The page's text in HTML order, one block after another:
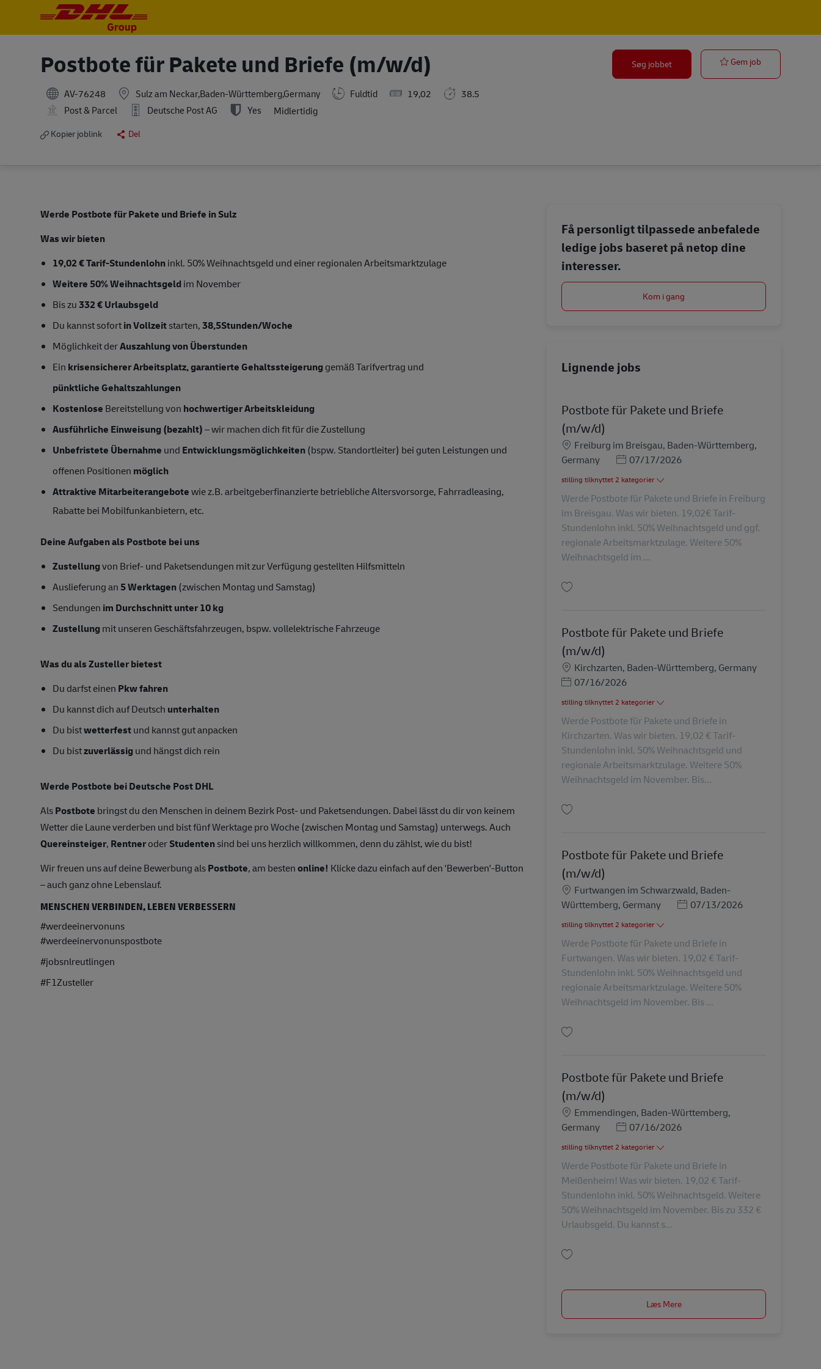
Postbote für Pakete und Briefe (m/w/d)
AV-76248 Sulz am Neckar,Baden-Württemberg,Germany Fuldtid 19,02
38.5
Post & Parcel
Deutsche Post AG Yes Midlertidig
Kopier joblink Del
Søg jobbet Gem job
Werde Postbote für Pakete und Briefe in Sulz
Was wir bieten
19,02 € Tarif-Stundenlohninkl. 50% Weihnachtsgeld und einer regionalen Arbeitsmarktzulage
Weitere 50% Weihnachtsgeldim November
Bis zu332 € Urlaubsgeld
Du kannst sofortin Vollzeitstarten,38,5Stunden/Woche
Möglichkeit derAuszahlung von Überstunden
Ein krisensicherer Arbeitsplatz, garantierte Gehaltssteigerung gemäß Tarifvertrag und
pünktliche Gehaltszahlungen
Kostenlose Bereitstellung von hochwertiger Arbeitskleidung
Ausführliche Einweisung (bezahlt)– wir machen dich fit für die Zustellung
Unbefristete Übernahme und Entwicklungsmöglichkeiten(bspw. Standortleiter) bei guten Leistungen und
offenen Positionen möglich
Attraktive Mitarbeiterangebotewie z.B. arbeitgeberfinanzierte betriebliche Altersvorsorge, Fahrradleasing,
Rabatte bei Mobilfunkanbietern, etc.
Deine Aufgaben als Postbote bei uns
Zustellungvon Brief- und Paketsendungen mit zur Verfügung gestellten Hilfsmitteln
Auslieferung an5 Werktagen(zwischen Montag und Samstag)
Sendungen im Durchschnitt unter 10 kg
Zustellung mit unseren Geschäftsfahrzeugen, bspw. vollelektrische Fahrzeuge
Was du als Zusteller bietest
Du darfst einen Pkw fahren
Du kannst dich auf Deutsch unterhalten
Du bistwetterfestund kannst gut anpacken
Du bistzuverlässig und hängst dich rein
Werde Postbote bei Deutsche Post DHL
AlsPostbote bringst du den Menschen in deinem Bezirk Post- und Paketsendungen. Dabei lässt du dir von keinem
Wetter die Laune verderben und bist fünf Werktage pro Woche (zwischen Montag und Samstag) unterwegs. Auch
Quereinsteiger, RentneroderStudentensind bei uns herzlich willkommen, denn du zählst, wie du bist!
Wir freuen uns auf deine Bewerbung alsPostbote, am bestenonline! Klicke dazu einfach auf den 'Bewerben'-Button
– auch ganz ohne Lebenslauf.
MENSCHEN VERBINDEN, LEBEN VERBESSERN
#werdeeinervonuns
#werdeeinervonunspostbote
#jobsnlreutlingen
#F1Zusteller
Få personligt tilpassede anbefalede
ledige jobs baseret på netop dine
interesser.
Kom i gang
Lignende jobs
Postbote für Pakete und Briefe
(m/w/d)
Lokation
Freiburg im Breisgau, Baden-Württemberg,
Germany
Posted Date
07/17/2026
stilling tilknyttet 2 kategorier
Werde Postbote für Pakete und Briefe in Freiburg
im Breisgau. Was wir bieten. 19,02€ Tarif-
Stundenlohn inkl. 50% Weihnachtsgeld und ggf.
regionale Arbeitsmarktzulage. Weitere 50%
Weihnachtsgeld im ...
Postbote für Pakete und Briefe
(m/w/d)
Lokation
Kirchzarten, Baden-Württemberg, Germany
Posted Date
07/16/2026
stilling tilknyttet 2 kategorier
Werde Postbote für Pakete und Briefe in
Kirchzarten. Was wir bieten. 19,02 € Tarif-
Stundenlohn inkl. 50% Weihnachtsgeld und
regionale Arbeitsmarktzulage. Weitere 50%
Weihnachtsgeld im November. Bis...
Postbote für Pakete und Briefe
(m/w/d)
Lokation
Furtwangen im Schwarzwald, Baden-
Württemberg, Germany
Posted Date
07/13/2026
stilling tilknyttet 2 kategorier
Werde Postbote für Pakete und Briefe in
Furtwangen. Was wir bieten. 19,02 € Tarif-
Stundenlohn inkl. 50% Weihnachtsgeld und
regionale Arbeitsmarktzulage. Weitere 50%
Weihnachtsgeld im November. Bis ...
Postbote für Pakete und Briefe
(m/w/d)
Lokation
Emmendingen, Baden-Württemberg,
Germany
Posted Date
07/16/2026
stilling tilknyttet 2 kategorier
Werde Postbote für Pakete und Briefe in
Meißenheim! Was wir bieten. 19,02 € Tarif-
Stundenlohn inkl. 50% Weihnachtsgeld. Weitere
50% Weihnachtsgeld im November. Bis zu 332 €
Urlaubsgeld. Du kannst s...
Læs Mere